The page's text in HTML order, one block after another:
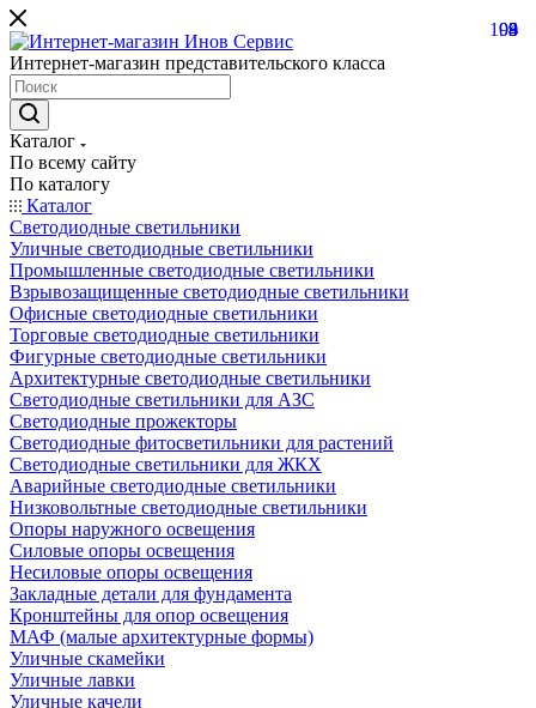
Интернет-магазин представительского класса
Каталог
По всему сайту
По каталогу
Каталог
Светодиодные светильники
Уличные светодиодные светильники
Промышленные светодиодные светильники
Взрывозащищенные светодиодные светильники
Офисные светодиодные светильники
Торговые светодиодные светильники
Фигурные светодиодные светильники
Архитектурные светодиодные светильники
Светодиодные светильники для АЗС
Светодиодные прожекторы
Светодиодные фитосветильники для растений
Светодиодные светильники для ЖКХ
Аварийные светодиодные светильники
Низковольтные светодиодные светильники
Опоры наружного освещения
Силовые опоры освещения
Несиловые опоры освещения
Закладные детали для фундамента
Кронштейны для опор освещения
МАФ (малые архитектурные формы)
Уличные скамейки
Уличные лавки
Уличные качели
104
3
99
8
9